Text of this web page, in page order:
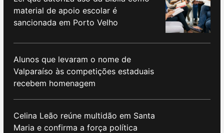
material de apoio escolar é
sancionada em Porto Velho
Alunos que levaram o nome de
Valparaíso às competições estaduais
recebem homenagem
Celina Leão reúne multidão em Santa
Maria e confirma a força política